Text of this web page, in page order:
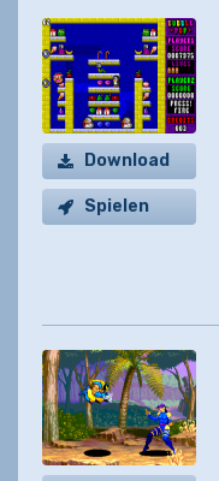
Download
Spielen